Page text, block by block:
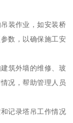
装作业，如安装桥
数，以确保施工安
筑外墙的维修、玻
况，帮助管理人员
记录塔吊工作情况